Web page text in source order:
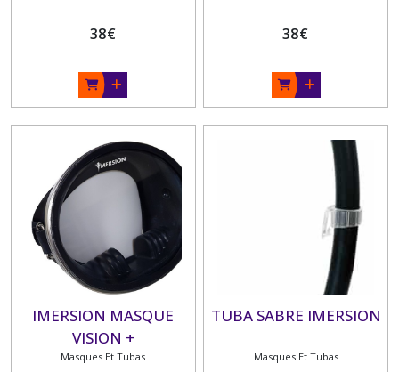
38€ 38€
IMERSION MASQUE
VISION +
COMPENSATEUR
Masques Et Tubas
TUBA SABRE IMERSION
Masques Et Tubas